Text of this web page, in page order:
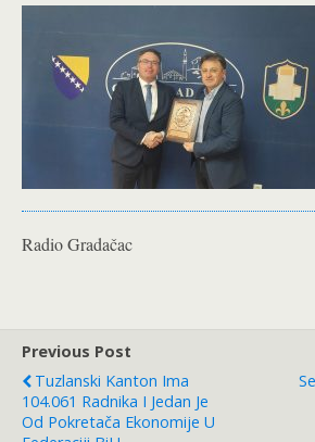
Radio Gradačac
Previous Post
Tuzlanski Kanton Ima
104.061 Radnika I Jedan Je
Od Pokretača Ekonomije U